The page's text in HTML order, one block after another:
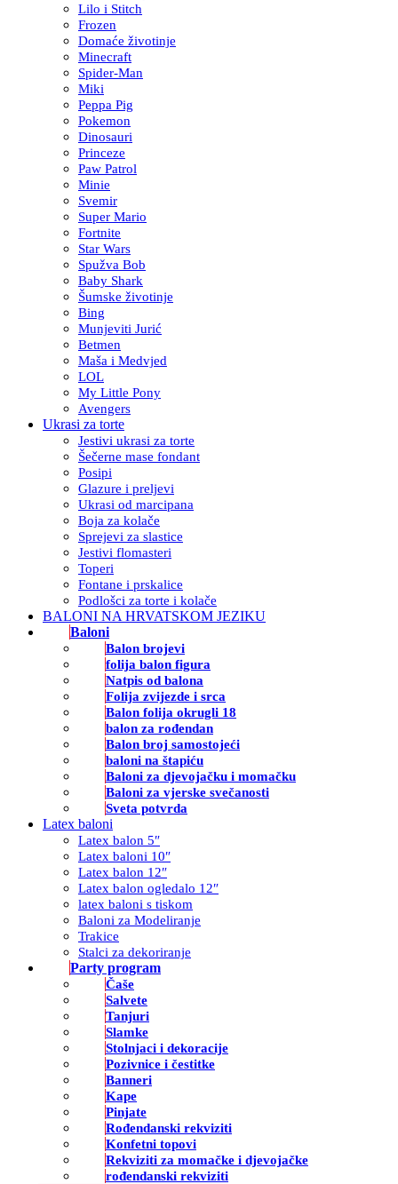
Lilo i Stitch
Frozen
Domaće životinje
Minecraft
Spider-Man
Miki
Peppa Pig
Pokemon
Dinosauri
Princeze
Paw Patrol
Minie
Svemir
Super Mario
Fortnite
Star Wars
Spužva Bob
Baby Shark
Šumske životinje
Bing
Munjeviti Jurić
Betmen
Maša i Medvjed
LOL
My Little Pony
Avengers
Ukrasi za torte
Jestivi ukrasi za torte
Šečerne mase fondant
Posipi
Glazure i preljevi
Ukrasi od marcipana
Boja za kolače
Sprejevi za slastice
Jestivi flomasteri
Toperi
Fontane i prskalice
Podlošci za torte i kolače
BALONI NA HRVATSKOM JEZIKU
Baloni
Balon brojevi
folija balon figura
Natpis od balona
Folija zvijezde i srca
Balon folija okrugli 18
balon za rođendan
Balon broj samostojeći
baloni na štapiću
Baloni za djevojačku i momačku
Baloni za vjerske svečanosti
Sveta potvrda
Latex baloni
Latex balon 5″
Latex baloni 10″
Latex balon 12″
Latex balon ogledalo 12″
latex baloni s tiskom
Baloni za Modeliranje
Trakice
Stalci za dekoriranje
Party program
Čaše
Salvete
Tanjuri
Slamke
Stolnjaci i dekoracije
Pozivnice i čestitke
Banneri
Kape
Pinjate
Rođendanski rekviziti
Konfetni topovi
Rekviziti za momačke i djevojačke
rođendanski rekviziti